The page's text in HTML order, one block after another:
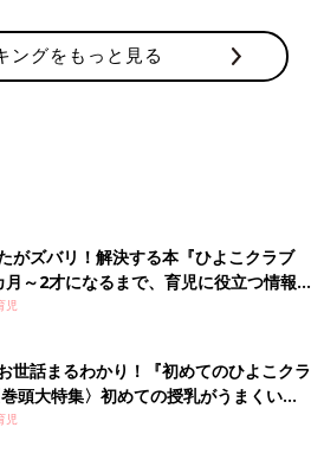
ングをもっと見る
がズバリ！解決する本『ひよこクラブ
～2才になるまで、育児に役立つ情報が
児
世話まるわかり！『初めてのひよこクラ
頭大特集〉初めての授乳がうまくい
・ミルクの基本と夏のトラブル 解決テ
児